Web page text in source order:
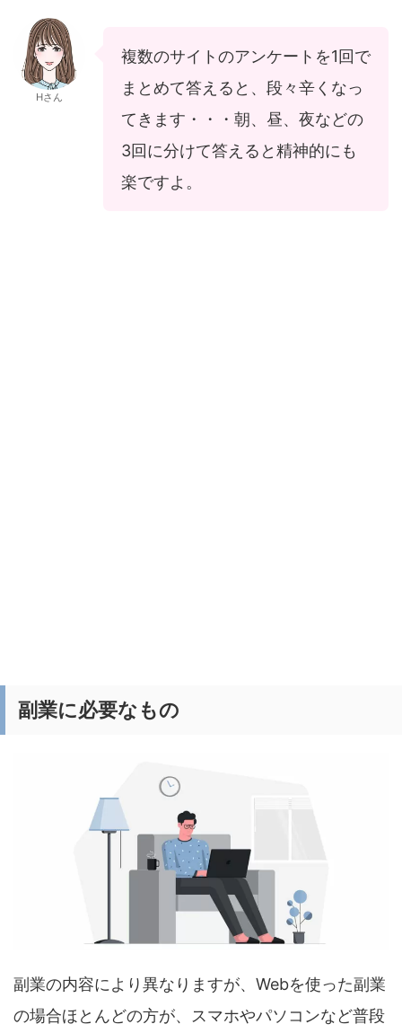
Hさん
複数のサイトのアンケートを1回で
まとめて答えると、段々辛くなっ
てきます・・・朝、昼、夜などの
3回に分けて答えると精神的にも
楽ですよ。
副業に必要なもの
副業の内容により異なりますが、Webを使った副業
の場合ほとんどの方が、スマホやパソコンなど普段